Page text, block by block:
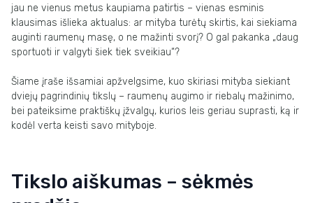
jau ne vienus metus kaupiama patirtis – vienas esminis
klausimas išlieka aktualus: ar mityba turėtų skirtis, kai siekiama
auginti raumenų masę, o ne mažinti svorį? O gal pakanka „daug
sportuoti ir valgyti šiek tiek sveikiau“?
Šiame įraše išsamiai apžvelgsime, kuo skiriasi mityba siekiant
dviejų pagrindinių tikslų – raumenų augimo ir riebalų mažinimo,
bei pateiksime praktiškų įžvalgų, kurios leis geriau suprasti, ką ir
kodėl verta keisti savo mityboje.
Tikslo aiškumas – sėkmės